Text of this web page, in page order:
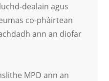
dealain agus
co-phàirtean
ann an diofar
MPD ann an